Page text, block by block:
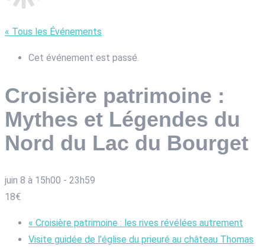
« Tous les Événements
Cet événement est passé.
Croisière patrimoine :
Mythes et Légendes du
Nord du Lac du Bourget
juin 8 à 15h00 - 23h59
18€
« Croisière patrimoine : les rives révélées autrement
Visite guidée de l’église du prieuré au château Thomas